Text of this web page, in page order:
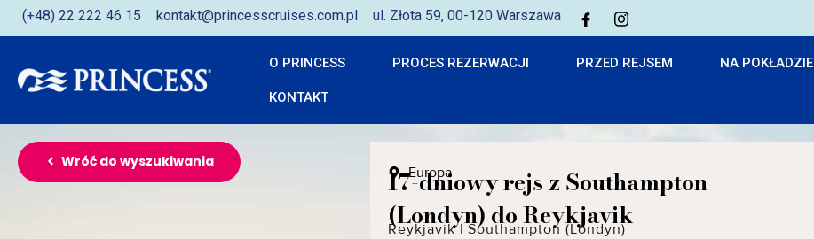
(+48) 22 222 46 15 kontakt@princesscruises.com.pl ul. Złota 59, 00-120 Warszawa
O PRINCESS PROCES REZERWACJI PRZED REJSEM NA POKŁADZIE
KONTAKT
Wróć do wyszukiwania
Europa
17-dniowy rejs z Southampton
(Londyn) do Reykjavik
Reykjavik|Southampton (Londyn)